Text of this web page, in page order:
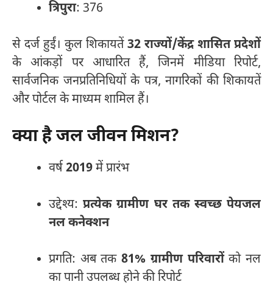
त्रिपुरा: 376
से दर्ज हुईं। कुल शिकायतें32 राज्यों/केंद्र शासित प्रदेशों
के आंकड़ों पर आधारित हैं, जिनमें मीडिया रिपोर्ट,
सार्वजनिक जनप्रतिनिधियों के पत्र, नागरिकों की शिकायतें
और पोर्टल के माध्यम शामिल हैं।
क्या है जल जीवन मिशन?
वर्ष2019में प्रारंभ
उद्देश्य:प्रत्येक ग्रामीण घर तक स्वच्छ पेयजल
नल कनेक्शन
प्रगति: अब तक81% ग्रामीण परिवारोंको नल
का पानी उपलब्ध होने की रिपोर्ट